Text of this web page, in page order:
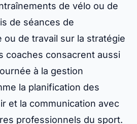
de vélo ou de
de séances de
ou de travail sur la stratégie
coaches consacrent aussi
à la gestion
la planification des
et la communication avec
professionnels du sport.